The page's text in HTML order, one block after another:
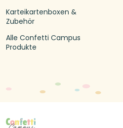
Karteikartenboxen &
Zubehör
Alle Confetti Campus
Produkte